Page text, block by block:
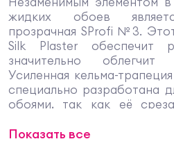
жидких обоев
прозрачная SProfi №3.
Silk Plaster обеспечит
значительно
Усиленная кельма-
специально разработана
обоями, так как её
«задиров».
Показать все